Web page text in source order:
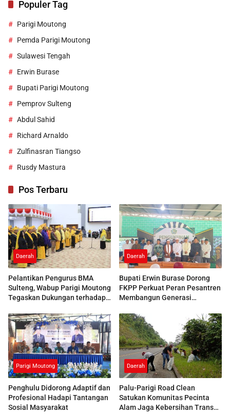
Populer Tag
Parigi Moutong
Pemda Parigi Moutong
Sulawesi Tengah
Erwin Burase
Bupati Parigi Moutong
Pemprov Sulteng
Abdul Sahid
Richard Arnaldo
Zulfinasran Tiangso
Rusdy Mastura
Pos Terbaru
Daerah
Pelantikan Pengurus BMA
Sulteng, Wabup Parigi Moutong
Tegaskan Dukungan terhadap
Daerah
Bupati Erwin Burase Dorong
FKPP Perkuat Peran Pesantren
Membangun Generasi
Parigi Moutong
Penghulu Didorong Adaptif dan
Profesional Hadapi Tantangan
Sosial Masyarakat
Daerah
Palu-Parigi Road Clean
Satukan Komunitas Pecinta
Alam Jaga Kebersihan Trans